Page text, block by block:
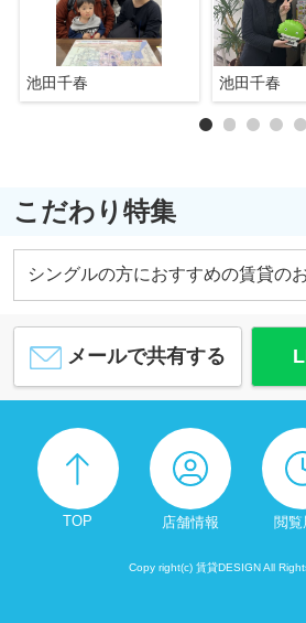
池田千春 池田千春
こだわり特集
シングルの方におすすめの賃貸の
メールで共有する
TOP 店舗情報 閲
Copy right(c) 賃貸DESIGN All